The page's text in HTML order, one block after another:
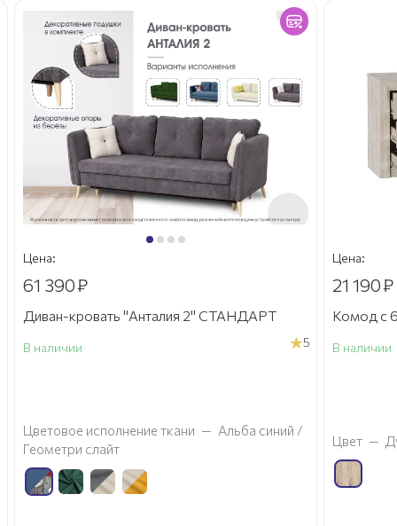
Цена:
61 390₽
Диван-кровать "Анталия 2" СТАНДАРТ
В наличии 5
Цветовое исполнение ткани — Альба синий /
Геометри слайт
Цена:
21 190₽
Комод с
В наличии
Цвет —